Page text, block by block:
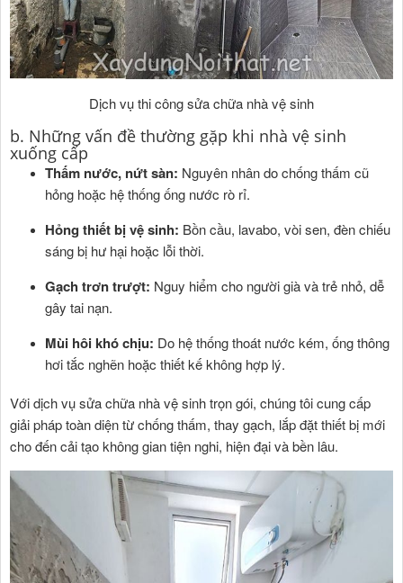
Dịch vụ thi công sửa chữa nhà vệ sinh
b. Những vấn đề thường gặp khi nhà vệ sinh
xuống cấp
Thấm nước, nứt sàn: Nguyên nhân do chống thấm cũ
hỏng hoặc hệ thống ống nước rò rỉ.
Hỏng thiết bị vệ sinh: Bồn cầu, lavabo, vòi sen, đèn chiếu
sáng bị hư hại hoặc lỗi thời.
Gạch trơn trượt: Nguy hiểm cho người già và trẻ nhỏ, dễ
gây tai nạn.
Mùi hôi khó chịu: Do hệ thống thoát nước kém, ống thông
hơi tắc nghẽn hoặc thiết kế không hợp lý.
Với dịch vụ sửa chữa nhà vệ sinh trọn gói, chúng tôi cung cấp
giải pháp toàn diện từ chống thấm, thay gạch, lắp đặt thiết bị mới
cho đến cải tạo không gian tiện nghi, hiện đại và bền lâu.